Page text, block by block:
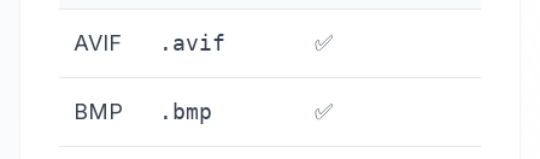
AVIF .avif ✅
BMP .bmp ✅